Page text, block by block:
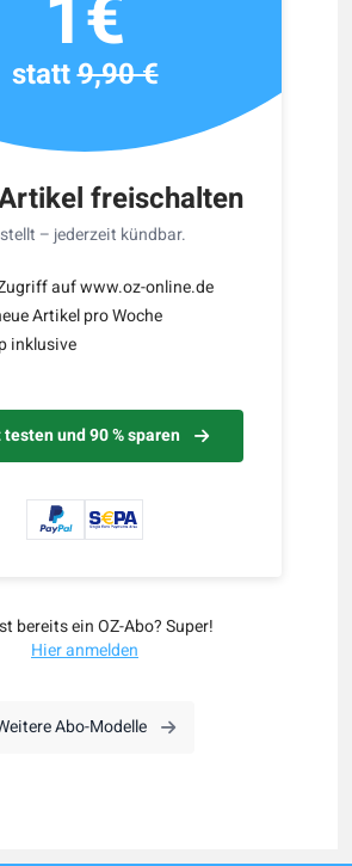
freischalten
– jederzeit kündbar.
auf www.oz-online.de
Artikel pro Woche
inklusive
und 90 % sparen
statt9,90 €
bereits ein OZ-Abo? Super!
Hier anmelden
Abo-Modelle